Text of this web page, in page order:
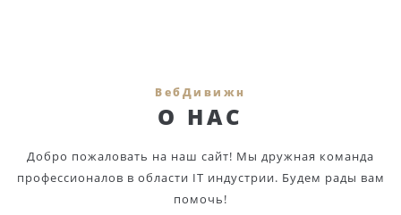
ВебДивижн
О НАС
Добро пожаловать на наш сайт! Мы дружная команда
профессионалов в области IT индустрии. Будем рады вам
помочь!